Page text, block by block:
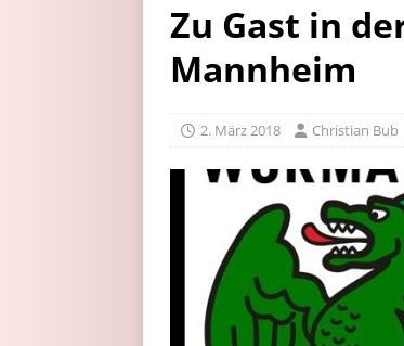
Zu Gast in
Mannheim
2. März 2018 Christian Bub